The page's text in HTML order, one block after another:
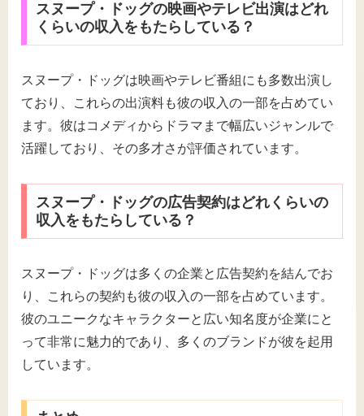
スヌープ・ドッグの映画やテレビ出演はどれ
くらいの収入をもたらしている？
スヌープ・ドッグは映画やテレビ番組にも多数出演し
ており、これらの出演料も彼の収入の一部を占めてい
ます。彼はコメディからドラマまで幅広いジャンルで
活躍しており、その多才さが評価されています。
スヌープ・ドッグの広告契約はどれくらいの
収入をもたらしている？
スヌープ・ドッグは多くの企業と広告契約を結んでお
り、これらの契約も彼の収入の一部を占めています。
彼のユニークなキャラクターと広い知名度が企業にと
って非常に魅力的であり、多くのブランドが彼を起用
しています。